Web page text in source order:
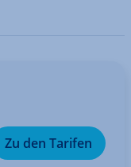
Zu den Tarifen